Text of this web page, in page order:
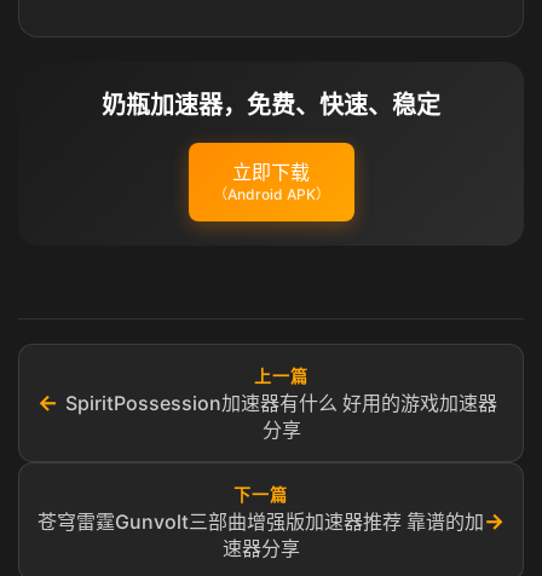
奶瓶加速器，免费、快速、稳定
立即下载
（Android APK）
←
上一篇
SpiritPossession加速器有什么 好用的游戏加速器
分享
下一篇
苍穹雷霆Gunvolt三部曲增强版加速器推荐 靠谱的加
速器分享
→